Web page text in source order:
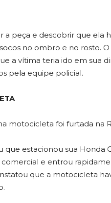
a peça e descobrir que ela
no ombro e no rosto.
a vítima teria ido em sua
pela equipe policial.
motocicleta foi furtada na
estacionou sua Honda
e entrou
que a motocicleta